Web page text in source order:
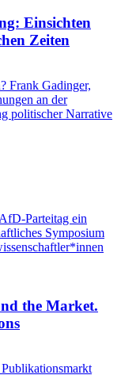
Einsichten
Zeiten
Frank Gadinger,
an der
politischer Narrative
Parteitag ein
Symposium
the Market.